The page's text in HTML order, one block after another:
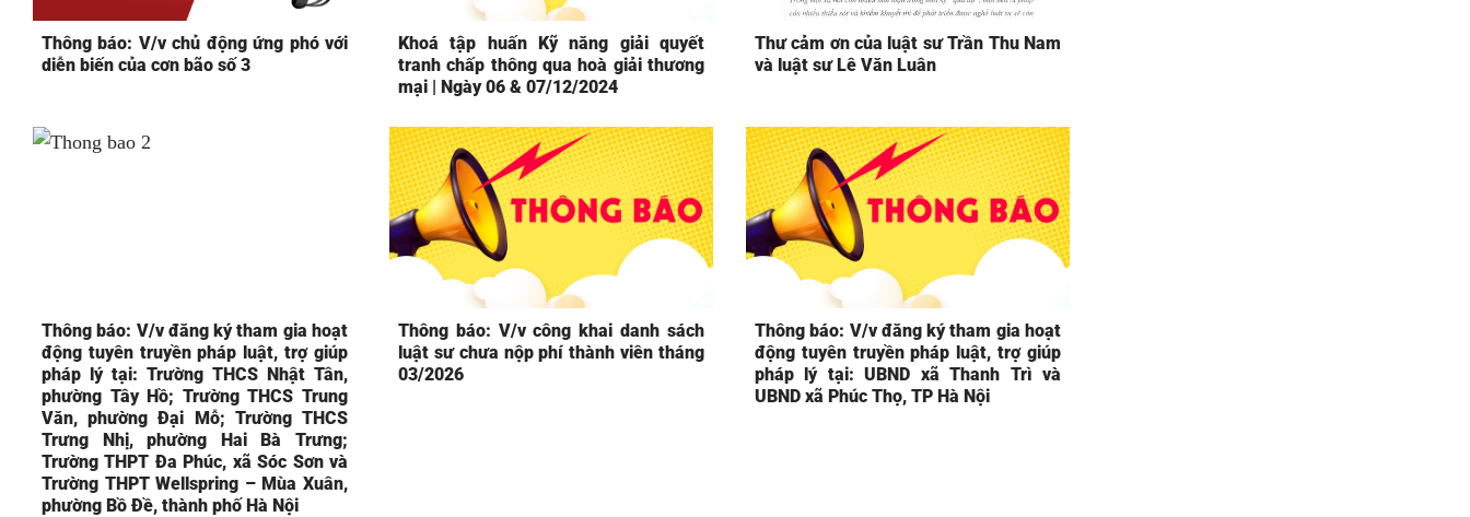
Thông báo: V/v chủ động ứng phó với
diễn biến của cơn bão số 3
Khoá tập huấn Kỹ năng giải quyết
tranh chấp thông qua hoà giải thương
mại | Ngày 06 & 07/12/2024
Thư cảm ơn của luật sư Trần Thu Nam
và luật sư Lê Văn Luân
Thông báo: V/v đăng ký tham gia hoạt
động tuyên truyền pháp luật, trợ giúp
pháp lý tại: Trường THCS Nhật Tân,
phường Tây Hồ; Trường THCS Trung
Văn, phường Đại Mỗ; Trường THCS
Trưng Nhị, phường Hai Bà Trưng;
Trường THPT Đa Phúc, xã Sóc Sơn và
Trường THPT Wellspring – Mùa Xuân,
phường Bồ Đề, thành phố Hà Nội
Thông báo: V/v công khai danh sách
luật sư chưa nộp phí thành viên tháng
03/2026
Thông báo: V/v đăng ký tham gia hoạt
động tuyên truyền pháp luật, trợ giúp
pháp lý tại: UBND xã Thanh Trì và
UBND xã Phúc Thọ, TP Hà Nội